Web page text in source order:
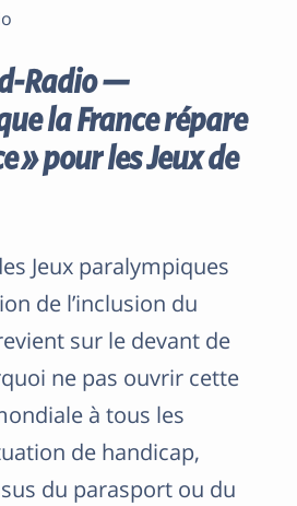
Radio —
la France répare
» pour les Jeux de
Jeux paralympiques
de l’inclusion du
sur le devant de
ne pas ouvrir cette
à tous les
de handicap,
du parasport ou du